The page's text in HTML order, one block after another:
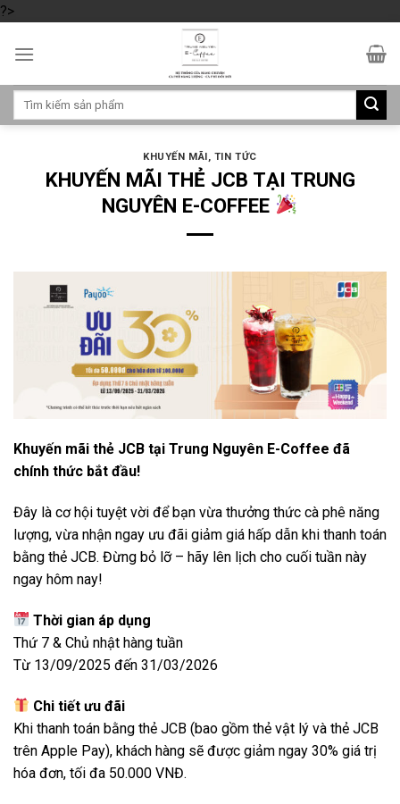
?>
Tìm
KHUYẾN MÃI, TIN TỨC
KHUYẾN MÃI THẺ JCB TẠI TRUNG
NGUYÊN E-COFFEE
Khuyến mãi thẻ JCB tại Trung Nguyên E-Coffee đã
chính thức bắt đầu!
Đây là cơ hội tuyệt vời để bạn vừa thưởng thức cà phê năng
lượng, vừa nhận ngay ưu đãi giảm giá hấp dẫn khi thanh toán
bằng thẻ JCB. Đừng bỏ lỡ – hãy lên lịch cho cuối tuần này
ngay hôm nay!
Thời gian áp dụng
Thứ 7 & Chủ nhật hàng tuần
Từ 13/09/2025 đến 31/03/2026
Chi tiết ưu đãi
Khi thanh toán bằng thẻ JCB (bao gồm thẻ vật lý và thẻ JCB
trên Apple Pay), khách hàng sẽ được giảm ngay 30% giá trị
hóa đơn, tối đa 50.000 VNĐ.